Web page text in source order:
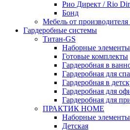
Рио Директ / Rio
Бонд
Мебель от
Гардеробные системы
Титан-GS
Наборные
Готовые комплекты
Гардеробная в
Гардеробная для
Гардеробная в
Гардеробная для
Гардеробная для
ПРАКТИК HOME
Наборные элементы
Детская